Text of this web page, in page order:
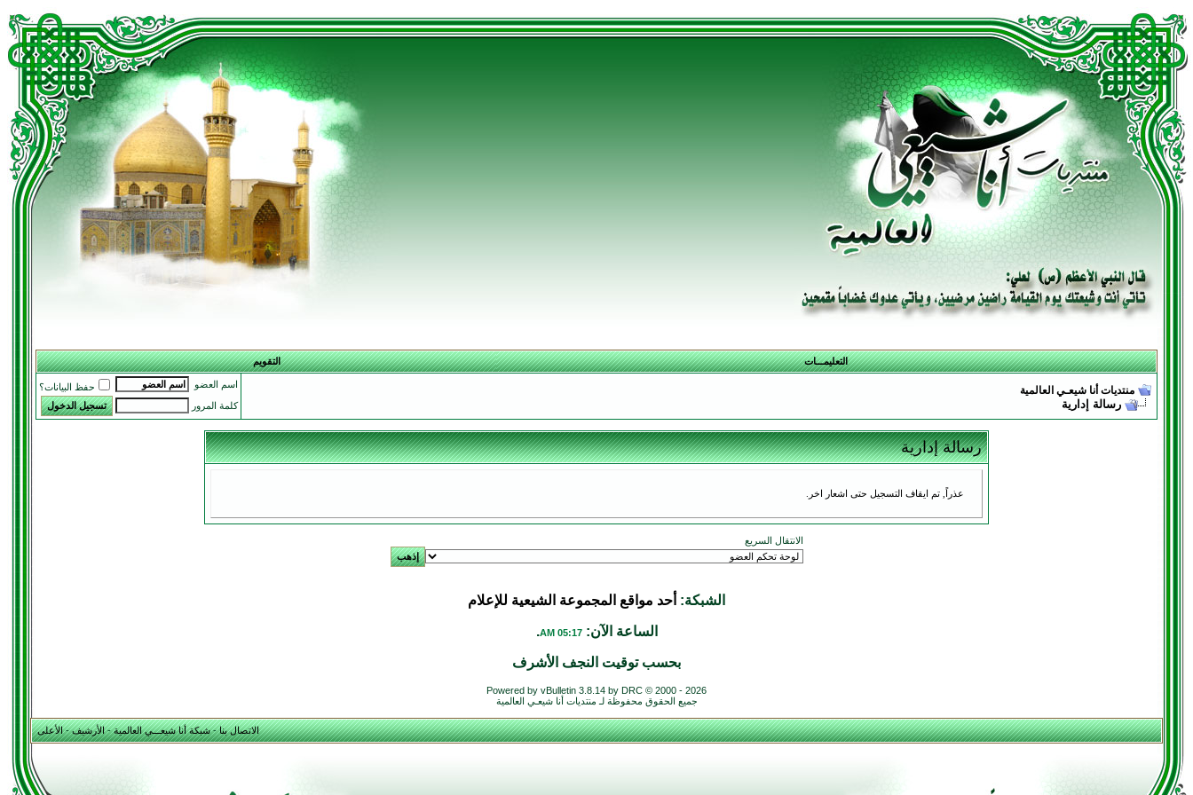
التعليمـــات التقويم
منتديات أنا شيعـي العالمية
رسالة إدارية
اسم العضو
حفظ البيانات؟
كلمة المرور
رسالة إدارية
عذراً, تم ايقاف التسجيل حتى اشعار اخر.
الانتقال السريع
الشبكة: أحد مواقع المجموعة الشيعية للإعلام
الساعة الآن:05:17 AM
.
بحسب توقيت النجف الأشرف
Powered by vBulletin 3.8.14 by DRC © 2000 - 2026
جميع الحقوق محفوظة لـ منتديات أنا شيعـي العالمية
الاتصال بنا-شبكة أنا شيعـــي العالمية-الأرشيف-الأعلى